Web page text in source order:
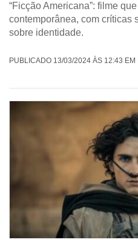
“Ficção Americana”: filme
contemporânea, com críticas
sobre identidade.
PUBLICADO 13/03/2024 ÀS 12:43 EM